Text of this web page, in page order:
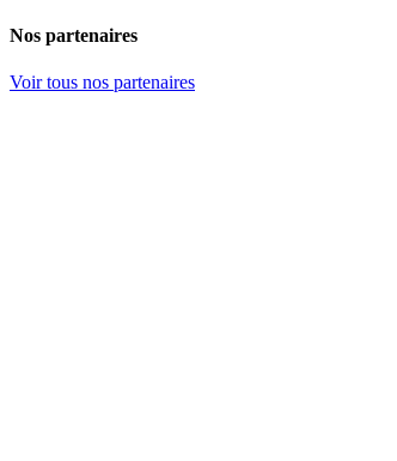
Nos partenaires
Voir tous nos partenaires